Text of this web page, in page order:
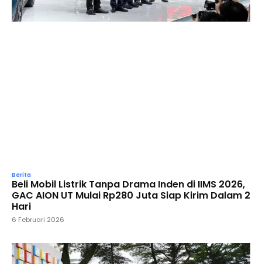
Berita
Beli Mobil Listrik Tanpa Drama Inden di IIMS 2026,
GAC AION UT Mulai Rp280 Juta Siap Kirim Dalam 2
Hari
6 Februari 2026